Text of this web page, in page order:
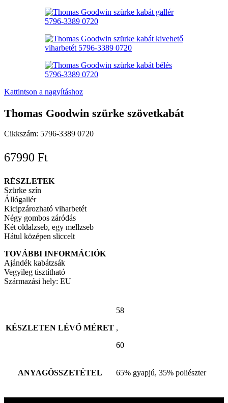
Kattintson a nagyításhoz
Thomas Goodwin szürke szövetkabát
Cikkszám: 5796-3389 0720
67990 Ft
RÉSZLETEK
Szürke szín
Állógallér
Kicipzározható viharbetét
Négy gombos záródás
Két oldalzseb, egy mellzseb
Hátul középen sliccelt
TOVÁBBI INFORMÁCIÓK
Ajándék kabátzsák
Vegyileg tisztítható
Származási hely: EU
KÉSZLETEN LÉVŐ MÉRET
58
,
60
ANYAGÖSSZETÉTEL 65% gyapjú, 35% poliészter